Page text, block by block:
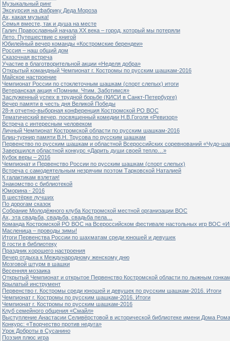
Музыкальный ринг
Экскурсия на фабрику Деда Мороза
Ах, какая музыка!
Семья вместе, так и душа на месте
Галич Православный начала ХХ века – город, который мы потеряли
Лето. Путешествие с книгой
Юбилейный вечер команды «Костромские берендеи»
Россия – наш общий дом
Сказочная встреча
Участие в благотворительной акции «Неделя добра»
Открытый командный Чемпионат г. Костромы по русским шашкам-2016
Майское настроение
Чемпионат России по стоклеточным шашкам (спорт слепых) итоги
Ветеранская акция «Помним. Чтим. Заботимся»
Заслуженный успех в трудной борьбе (КИСИ в Санкт-Петербурге)
Вечер памяти в честь дня Великой Победы
28-я отчетно-выборная конференция Костромской РО ВОС
Тематический вечер, посвященный комедии Н.В.Гоголя «Ревизор»
Встреча с интересным человеком
Личный Чемпионат Костромской области по русским шашкам-2016
Блиц-турнир памяти В.Н. Трусова по русским шашкам
Первенство по русским шашкам и областной Всероссийских соревнований «Чудо-
Завершился областной конкурс «Дарить души своей тепло…»
Кубок веры – 2016
Чемпионат и Первенство России по русским шашкам (спорт слепых)
Встреча с самодеятельным незрячим поэтом Тарковской Наталией
К галактикам взлетая!
Знакомство с библиотекой
Юморина - 2016
В шестёрке лучших
По дорогам сказок
Собрание Молодёжного клуба Костромской местной организации ВОС
Ах, эта свадьба, свадьба, свадьба пела…
Команда Костромской РО ВОС на Всероссийском фестивале настольных игр ВОС
Масленица – проводы зимы!
Итоги Первенства России по шахматам среди юношей и девушек
В гости в библиотеку
Праздник хорошего настроения
Вечер отдыха к Международному женскому дню
Мозговой штурм в шашки
Весенняя мозаика
Открытый Чемпионат и открытое Первенство Костромской области по лыжным
Крылатый инструмент
Первенство г. Костромы среди юношей и девушек по русским шашкам-2016. Итоги
Чемпионат г. Костромы по русским шашкам-2016. Итоги
Чемпионат г. Костромы по русским шашкам-2016
Клуб семейного общения «Смайл»
Выступление Анастасии Селивёрстовой в исторической библиотеке имени Дома
Конкурс: «Творчество против недуга»
Урок Доброты в Сусанино
Поэзия плюс игра